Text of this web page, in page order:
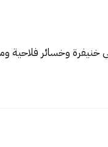
خنيفرة وخسائر فلاحية